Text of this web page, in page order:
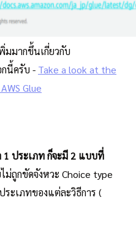
มมากขึ้นเกี่ยวกับ
นี้ครับ - Take a look at the
Glue
1 ประเภท ก็จะมี 2 แบบที่
ม่ถูกขัดจังหวะ Choice type
ระเภทของแต่ละวิธีการ (